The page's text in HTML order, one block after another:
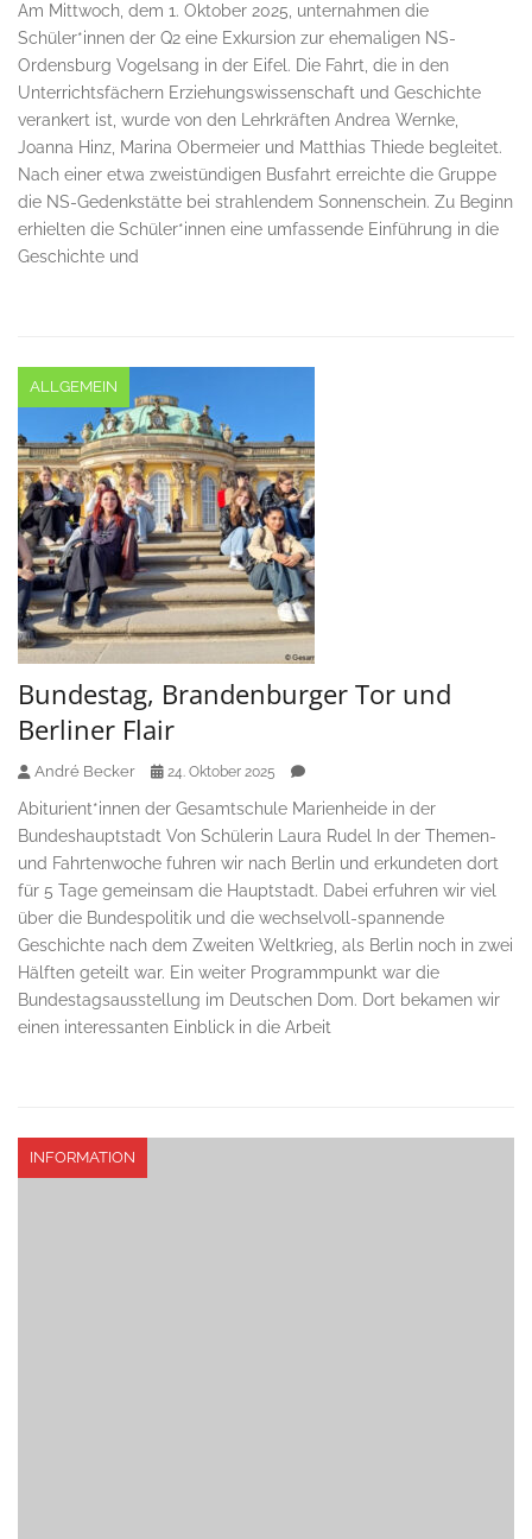
Am Mittwoch, dem 1. Oktober 2025, unternahmen die
Schüler*innen der Q2 eine Exkursion zur ehemaligen NS-
Ordensburg Vogelsang in der Eifel. Die Fahrt, die in den
Unterrichtsfächern Erziehungswissenschaft und Geschichte
verankert ist, wurde von den Lehrkräften Andrea Wernke,
Joanna Hinz, Marina Obermeier und Matthias Thiede begleitet.
Nach einer etwa zweistündigen Busfahrt erreichte die Gruppe
die NS-Gedenkstätte bei strahlendem Sonnenschein. Zu Beginn
erhielten die Schüler*innen eine umfassende Einführung in die
Geschichte und
ALLGEMEIN
Bundestag, Brandenburger Tor und
Berliner Flair
André Becker 24. Oktober 2025
Abiturient*innen der Gesamtschule Marienheide in der
Bundeshauptstadt Von Schülerin Laura Rudel In der Themen-
und Fahrtenwoche fuhren wir nach Berlin und erkundeten dort
für 5 Tage gemeinsam die Hauptstadt. Dabei erfuhren wir viel
über die Bundespolitik und die wechselvoll-spannende
Geschichte nach dem Zweiten Weltkrieg, als Berlin noch in zwei
Hälften geteilt war. Ein weiter Programmpunkt war die
Bundestagsausstellung im Deutschen Dom. Dort bekamen wir
einen interessanten Einblick in die Arbeit
INFORMATION